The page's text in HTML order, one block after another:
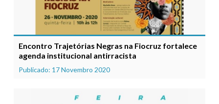
Encontro Trajetórias Negras na Fiocruz fortalece
agenda institucional antirracista
Publicado: 17 Novembro 2020